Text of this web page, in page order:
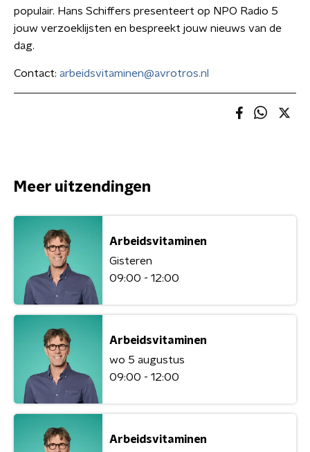
populair. Hans Schiffers presenteert op NPO Radio 5
jouw verzoeklijsten en bespreekt jouw nieuws van de
dag.
Contact: arbeidsvitaminen@avrotros.nl
Meer uitzendingen
Arbeidsvitaminen
Gisteren
09:00 - 12:00
Arbeidsvitaminen
wo 5 augustus
09:00 - 12:00
Arbeidsvitaminen